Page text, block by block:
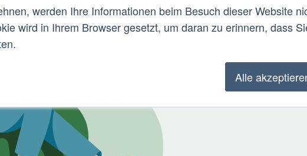
werden Ihre Informationen beim Besuch dieser Website
wird in Ihrem Browser gesetzt, um daran zu erinnern, dass
Alle
Häufig
gestellten Fragen zu
Konzept Mental Health